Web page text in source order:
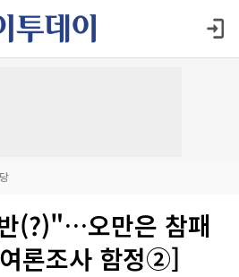
(?)"…오만은 참패
론조사 함정②]